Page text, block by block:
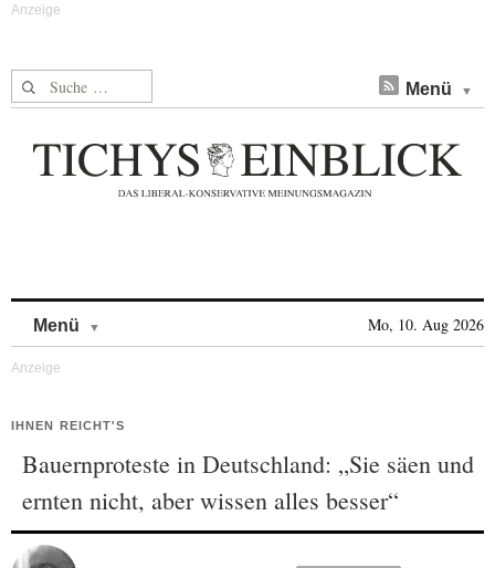
Suche nach: Menü
Menü Mo, 10. Aug 2026
IHNEN REICHT'S
Bauernproteste in Deutschland: „Sie säen und
ernten nicht, aber wissen alles besser“